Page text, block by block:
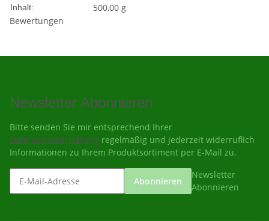
Inhalt:
500,00 g
Bewertungen
Newsletter Abonnieren
Bitte senden Sie mir entsprechend Ihrer
Datenschutzerklärung regelmäßig und jederzeit widerruflich
Informationen zu Ihrem Produktsortiment per E-Mail zu.
Abonnieren
Newsletter
Abonnieren